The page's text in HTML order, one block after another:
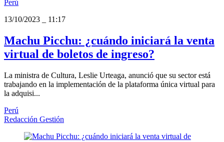
Perú
13/10/2023
11:17
Machu Picchu: ¿cuándo iniciará la venta
virtual de boletos de ingreso?
La ministra de Cultura, Leslie Urteaga, anunció que su sector está
trabajando en la implementación de la plataforma única virtual para
la adquisi...
Perú
Redacción Gestión